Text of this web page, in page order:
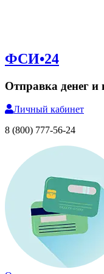
ФСИ•24
Отправка денег
Личный кабинет
8 (800) 777-56-24